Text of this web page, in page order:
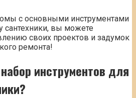
с основными инструментами
сантехники, вы можете
своих проектов и задумок
ремонта!
инструментов для